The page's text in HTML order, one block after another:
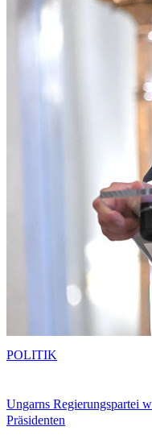
Ungarns Regierungspartei
Präsidenten
POLITIK